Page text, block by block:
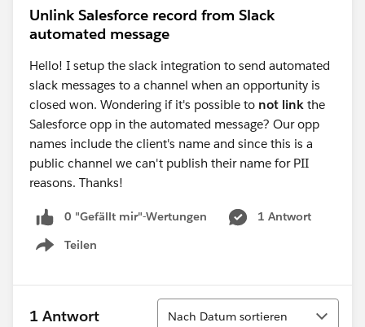
Unlink Salesforce record from Slack
automated message
Hello! I setup the slack integration to send automated
slack messages to a channel when an opportunity is
closed won. Wondering if it's possible to not link the
Salesforce opp in the automated message? Our opp
names include the client's name and since this is a
public channel we can't publish their name for PII
reasons. Thanks!
0 "Gefällt mir"-Wertungen
1 Antwort
Teilen
Show menu
1 Antwort
Sortieren
Nach Datum sortieren